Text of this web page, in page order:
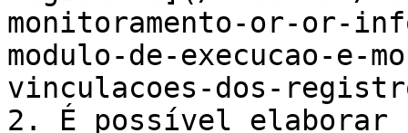
monitoramento-or-or-
modulo-de-execucao-e-
vinculacoes-dos-
2. É possível elaborar